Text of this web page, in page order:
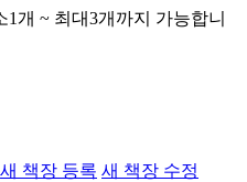
개 ~ 최대3개까지 가능합니
새 책장 등록 새 책장 수정